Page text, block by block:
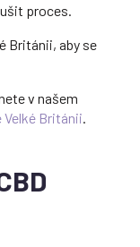
proces.
Británii, aby se
v našem
Velké Británii.